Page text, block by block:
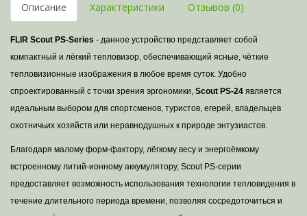
Описание Характеристики Отзывов (0)
FLIR Scout PS-Series - данное устройство представляет собой
компактный и лёгкий тепловизор, обеспечивающий ясные, чёткие
тепловизионные изображения в любое время суток. Удобно
спроектированный с точки зрения эргономики, Scout PS-24 является
идеальным выбором для спортсменов, туристов, егерей, владельцев
охотничьих хозяйств или неравнодушных к природе энтузиастов.
Благодаря малому форм-фактору, лёгкому весу и энергоёмкому
встроенному литий-ионному аккумулятору, Scout PS-серии
предоставляет возможность использования технологии тепловидения в
течение длительного периода времени, позволяя сосредоточиться и